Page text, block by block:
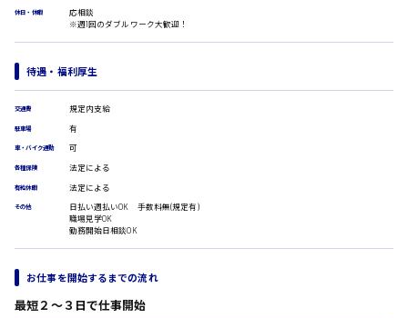
IT・クリエイティブ系
DTPオペレーター
WEBデザイナー
カスタマーエンジニア
営業
広島市安芸区
時給制すべて
休日・休暇
応相談
※週1回のダブルワーク大歓迎！
待遇・福利厚生
交通費 規定内支給
駐車場 有
車・バイク通勤 可
各種保険 法定による
有給休暇 法定による
その他
日払い週払いOK 手数料無(規定有)
職場見学OK
勤務開始日相談OK
お仕事を開始するまでの流れ
最短２〜３日で仕事開始